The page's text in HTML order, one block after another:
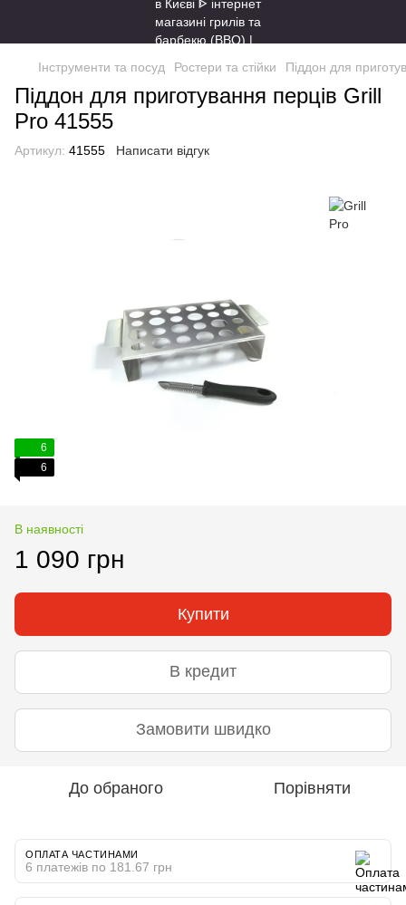
Інструменти та посуд Ростери та стійки Піддон для
Піддон для приготування перців Grill
Pro 41555
Артикул: 41555 Написати відгук
6
6
В наявності
1 090 грн
Купити
В кредит
Замовити швидко
До обраного Порівняти
ОПЛАТА ЧАСТИНАМИ
6 платежів по 181.67 грн